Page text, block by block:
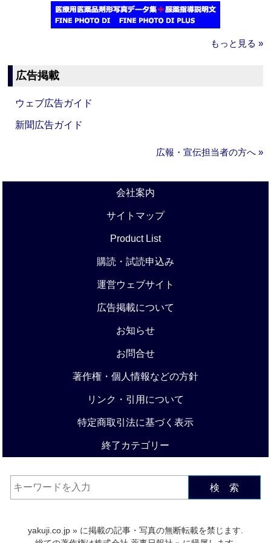
もっと見る »
広告掲載
ウェブ広告ガイド
新聞広告ガイド
広報・宣伝担当者の方へ »
会社案内
サイトマップ
Product List
購読・試読申込み
運営ウェブサイト
広告掲載について
お知らせ
お問合せ
著作権・個人情報などの方針
リンク・引用について
特定商取引法に基づく表示
終了カテゴリー
検 索
yakuji.co.jp » に掲載の記事・写真の無断転載を禁じます.